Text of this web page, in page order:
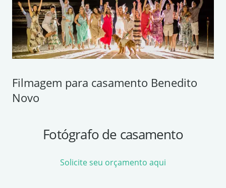
Filmagem para casamento Benedito
Novo
Fotógrafo de casamento
Solicite seu orçamento aqui